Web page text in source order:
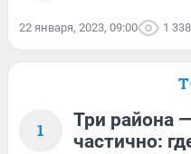
22 января, 2023, 09:00 1 338
1
Три района
частично: